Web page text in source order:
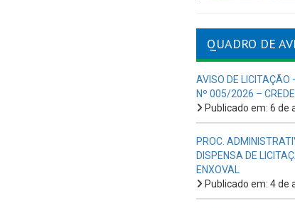
QUADRO DE
AVISO DE LICITAÇÃO
Nº 005/2026 –
Publicado em: 6 de
PROC.
DISPENSA DE
ENXOVAL
Publicado em: 4 de